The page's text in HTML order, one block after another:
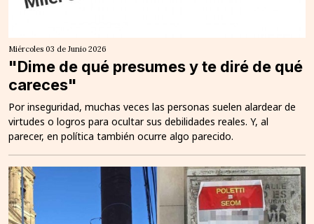
Miércoles 03 de Junio 2026
"Dime de qué presumes y te diré de qué
careces"
Por inseguridad, muchas veces las personas suelen alardear de
virtudes o logros para ocultar sus debilidades reales. Y, al
parecer, en política también ocurre algo parecido.